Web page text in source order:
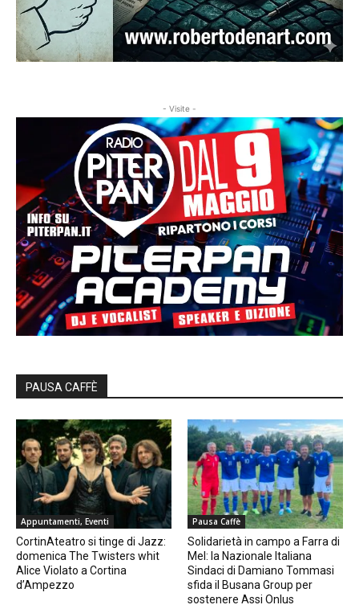
- Visite -
PAUSA CAFFÈ
Appuntamenti, Eventi
CortinAteatro si tinge di Jazz:
domenica The Twisters whit
Alice Violato a Cortina
d’Ampezzo
Pausa Caffè
Solidarietà in campo a Farra di
Mel: la Nazionale Italiana
Sindaci di Damiano Tommasi
sfida il Busana Group per
sostenere Assi Onlus